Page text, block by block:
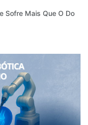
Sofre Mais Que O Do